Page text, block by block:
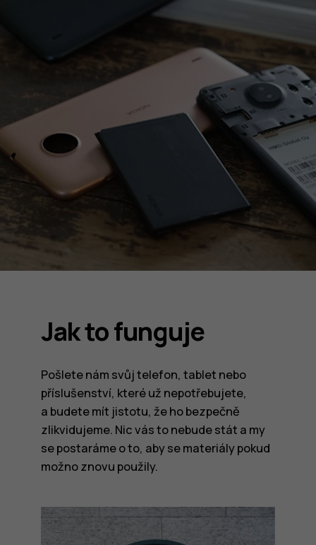
Jak to funguje
Pošlete nám svůj telefon, tablet nebo
příslušenství, které už nepotřebujete,
a budete mít jistotu, že ho bezpečně
zlikvidujeme. Nic vás to nebude stát a my
se postaráme o to, aby se materiály pokud
možno znovu použily.